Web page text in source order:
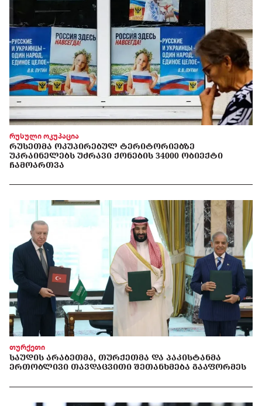
რუსული ოკუპაცია
ᲠᲣᲡᲔᲗᲛᲐ ᲝᲙᲣᲞᲘᲠᲔᲑᲣᲚ ᲢᲔᲠᲘᲢᲝᲠᲘᲔᲑᲖᲔ
ᲣᲙᲠᲐᲘᲜᲔᲚᲔᲑᲡ ᲣᲫᲠᲐᲕᲘ ᲥᲝᲜᲔᲑᲘᲡ 34000 ᲝᲑᲘᲔᲥᲢᲘ
ᲩᲐᲛᲝᲐᲠᲗᲕᲐ
თურქეთი
ᲡᲐᲣᲓᲘᲡ ᲐᲠᲐᲑᲔᲗᲛᲐ, ᲗᲣᲠᲥᲔᲗᲛᲐ ᲓᲐ ᲞᲐᲙᲘᲡᲢᲐᲜᲛᲐ
ᲔᲠᲗᲝᲑᲚᲘᲕᲘ ᲗᲐᲕᲓᲐᲪᲕᲘᲗᲘ ᲨᲔᲗᲐᲜᲮᲛᲔᲑᲐ ᲒᲐᲐᲤᲝᲠᲛᲔᲡ